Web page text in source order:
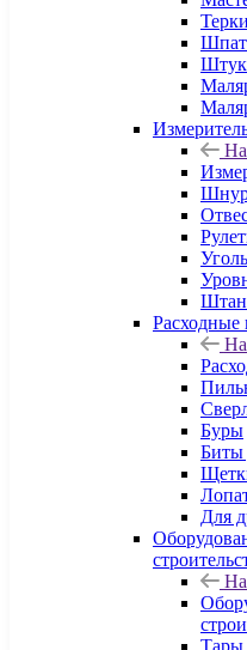
Терки
Расходные
Буры
Биты
Для
Тары